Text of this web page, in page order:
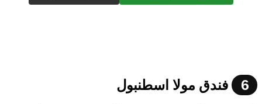
6 فندق مولا اسطنبول